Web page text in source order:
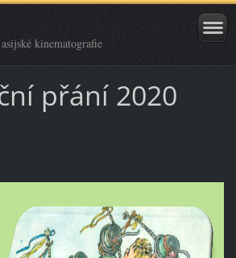
kinematografie
přání 2020